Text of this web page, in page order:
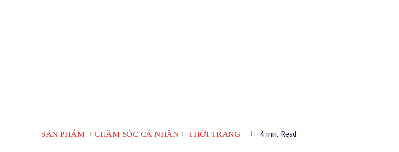
SẢN PHẨM CHĂM SÓC CÁ NHÂN THỜI TRANG 4 min. Read